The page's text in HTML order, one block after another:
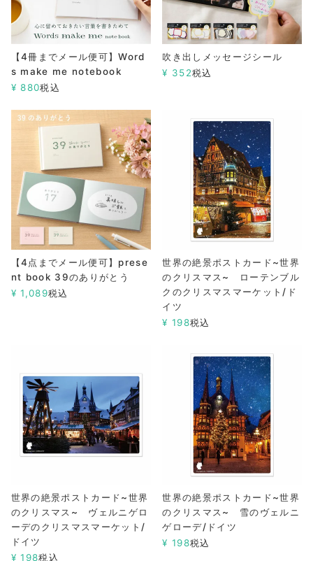
【4冊までメール便可】Word
s make me notebook
¥ 880税込
吹き出しメッセージシール
¥ 352税込
【4点までメール便可】prese
nt book 39のありがとう
¥ 1,089税込
世界の絶景ポストカード~世界
のクリスマス~ ローテンブル
クのクリスマスマーケット/ド
イツ
¥ 198税込
世界の絶景ポストカード~世界
のクリスマス~ ヴェルニゲロ
ーデのクリスマスマーケット/
ドイツ
¥ 198税込
世界の絶景ポストカード~世界
のクリスマス~ 雪のヴェルニ
ゲローデ/ドイツ
¥ 198税込